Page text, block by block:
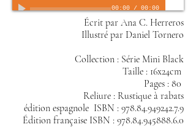
00:00 / 00:00
Écrit par Ana C. Herreros
Illustré par Daniel Tornero
Collection : Série Mini Black
Taille : 16x24cm
Pages : 80
Reliure : Rustique à rabats
édition espagnole ISBN : 978.84.949242.7.9
Édition française ISBN : 978.84.945888.6.0